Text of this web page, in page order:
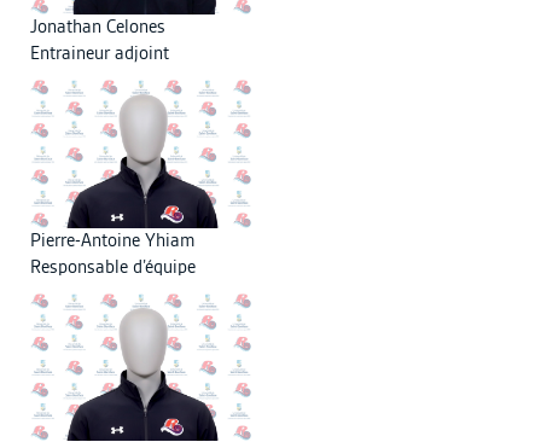
Jonathan Celones
Entraineur adjoint
Pierre-Antoine Yhiam
Responsable d’équipe